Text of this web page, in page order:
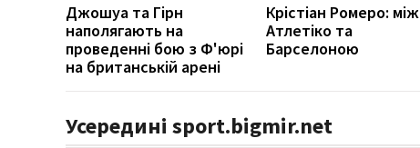
Джошуа та Гірн
наполягають на
проведенні бою з Ф'юрі
на британській арені
Крістіан Ромеро: між
Атлетіко та
Барселоною
Усередині sport.bigmir.net